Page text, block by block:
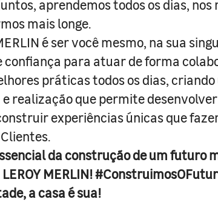
aprendemos todos os dias,
mais longe.
é ser você mesmo, na sua
confiança para atuar de forma
práticas todos os dias,
realização que permite
experiências únicas que
da construção de um futuro
MERLIN!
a casa é sua!